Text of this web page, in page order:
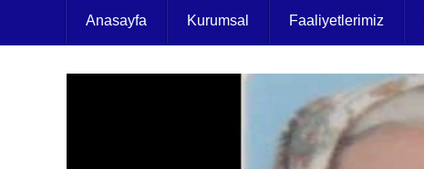
Anasayfa Kurumsal Faaliyetlerimiz